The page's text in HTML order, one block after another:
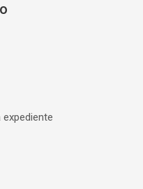
expediente